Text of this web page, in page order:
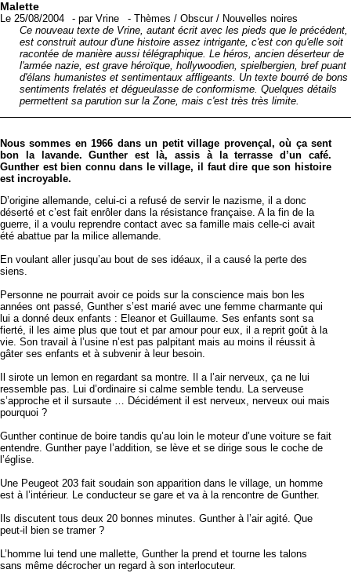
Malette
Le 25/08/2004 -parVrine - Thèmes / Obscur/ Nouvelles noires
Ce nouveau texte de Vrine, autant écrit avec les pieds que le précédent,
est construit autour d'une histoire assez intrigante, c'est con qu'elle soit
racontée de manière aussi télégraphique. Le héros, ancien déserteur de
l'armée nazie, est grave héroïque, hollywoodien, spielbergien, bref puant
d'élans humanistes et sentimentaux affligeants. Un texte bourré de bons
sentiments frelatés et dégueulasse de conformisme. Quelques détails
permettent sa parution sur la Zone, mais c'est très très limite.
Nous sommes en 1966 dans un petit village provençal, où ça sent
bon la lavande. Gunther est là, assis à la terrasse d’un café.
Gunther est bien connu dans le village, il faut dire que son histoire
est incroyable.
D’origine allemande, celui-ci a refusé de servir le nazisme, il a donc
déserté et c’est fait enrôler dans la résistance française. A la fin de la
guerre, il a voulu reprendre contact avec sa famille mais celle-ci avait
été abattue par la milice allemande.
En voulant aller jusqu’au bout de ses idéaux, il a causé la perte des
siens.
Personne ne pourrait avoir ce poids sur la conscience mais bon les
années ont passé, Gunther s’est marié avec une femme charmante qui
lui a donné deux enfants : Eleanor et Guillaume. Ses enfants sont sa
fierté, il les aime plus que tout et par amour pour eux, il a reprit goût à la
vie. Son travail à l’usine n’est pas palpitant mais au moins il réussit à
gâter ses enfants et à subvenir à leur besoin.
Il sirote un lemon en regardant sa montre. Il a l’air nerveux, ça ne lui
ressemble pas. Lui d’ordinaire si calme semble tendu. La serveuse
s’approche et il sursaute … Décidément il est nerveux, nerveux oui mais
pourquoi ?
Gunther continue de boire tandis qu’au loin le moteur d’une voiture se fait
entendre. Gunther paye l’addition, se lève et se dirige sous le coche de
l’église.
Une Peugeot 203 fait soudain son apparition dans le village, un homme
est à l’intérieur. Le conducteur se gare et va à la rencontre de Gunther.
Ils discutent tous deux 20 bonnes minutes. Gunther à l’air agité. Que
peut-il bien se tramer ?
L’homme lui tend une mallette, Gunther la prend et tourne les talons
sans même décrocher un regard à son interlocuteur.